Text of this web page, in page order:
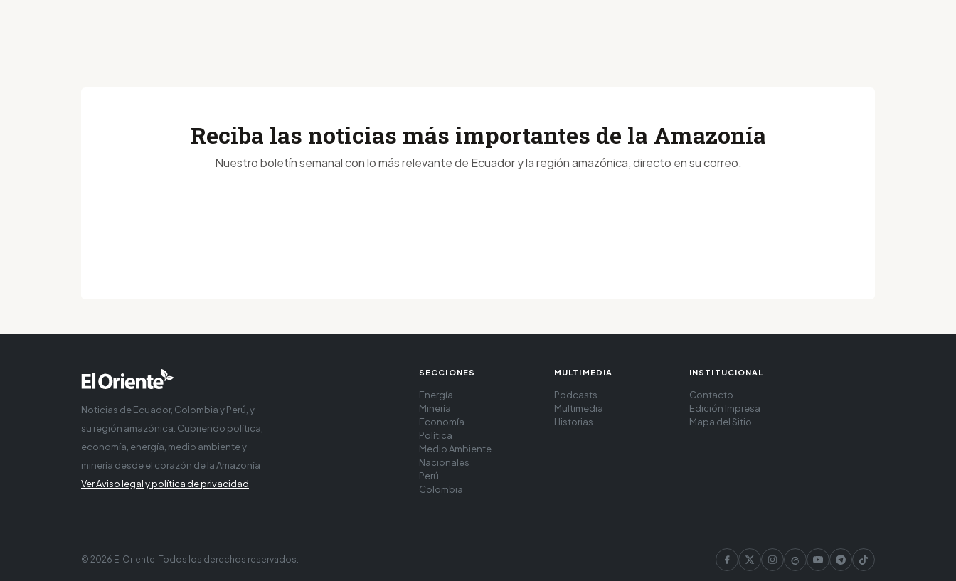
Reciba las noticias más importantes de la Amazonía
Nuestro boletín semanal con lo más relevante de Ecuador y la región amazónica, directo en su correo.
Noticias de Ecuador, Colombia y Perú, y
su región amazónica. Cubriendo política,
economía, energía, medio ambiente y
minería desde el corazón de la Amazonía
Ver Aviso legal y política de privacidad
SECCIONES
Energía
Minería
Economía
Política
Medio Ambiente
Nacionales
Perú
Colombia
MULTIMEDIA
Podcasts
Multimedia
Historias
INSTITUCIONAL
Contacto
Edición Impresa
Mapa del Sitio
© 2026 El Oriente. Todos los derechos reservados.